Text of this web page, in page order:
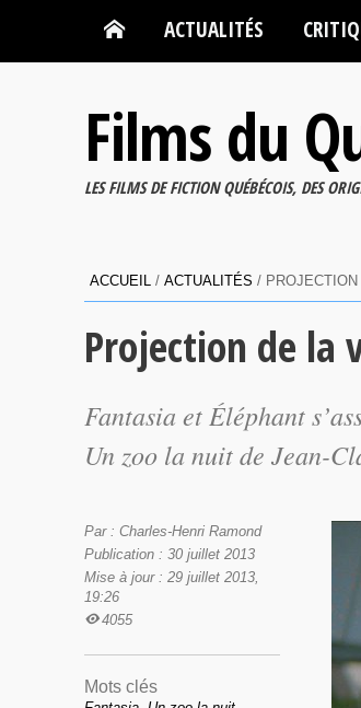
ACTUALITÉS
Films du
LES FILMS DE FICTION QUÉBÉCOIS, DES
ACCUEIL / ACTUALITÉS /
Projection de la
Fantasia et Éléphant
Un zoo la nuitde Jean-
Par : Charles-Henri Ramond
Publication : 30 juillet 2013
Mise à jour : 29 juillet 2013,
19:26
4055
Mots clés